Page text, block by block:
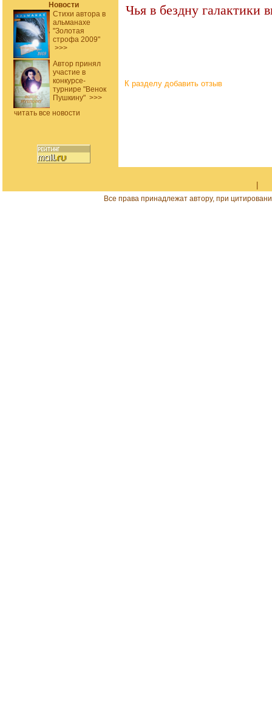
Новости
Стихи автора в
альманахе
"Золотая
строфа 2009"
>>>
Автор принял
участие в
конкурсе-
турнире "Венок
Пушкину" >>>
читать все новости
Чья в бездну галактики
К разделу добавить отзыв
Все права принадлежат автору, при